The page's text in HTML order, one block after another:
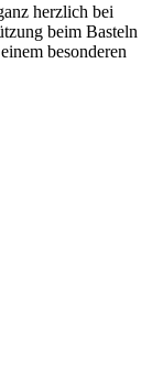
herzlich bei
beim Basteln
besonderen